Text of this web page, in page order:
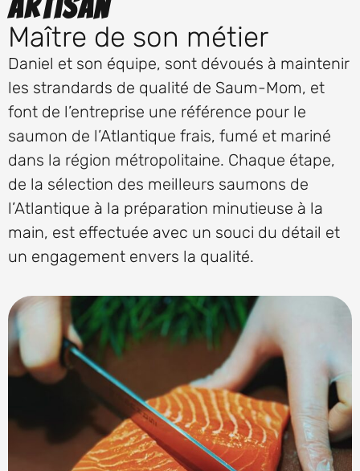
Artisan
Maître de son métier
Daniel et son équipe, sont dévoués à maintenir
les strandards de qualité de Saum-Mom, et
font de l’entreprise une référence pour le
saumon de l’Atlantique frais, fumé et mariné
dans la région métropolitaine. Chaque étape,
de la sélection des meilleurs saumons de
l’Atlantique à la préparation minutieuse à la
main, est effectuée avec un souci du détail et
un engagement envers la qualité.